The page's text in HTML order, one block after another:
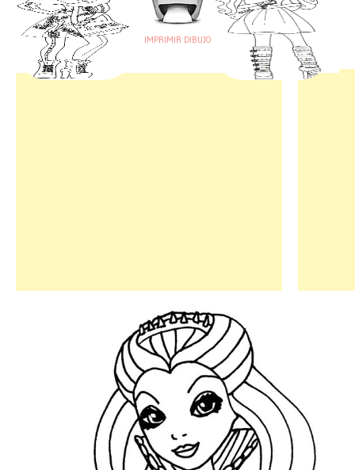
IMPRIMIR DIBUJO